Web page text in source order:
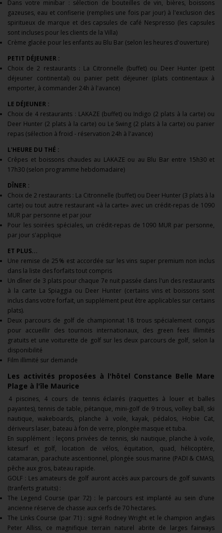
Dans votre minibar : sélection de bouteilles de vin, bières, boissons
gazeuses, eau et confiserie (remplies une fois par jour) à l'exclusion des
spiritueux de marque et des capsules de café Nespresso (les capsules
sont incluses pour les clients de la Villa)
Crème glacée pour les enfants au Blu Bar (selon les heures d'ouverture)
PETIT DÉJEUNER :
Choix de 2 restaurants : La Citronnelle (buffet) ou Deer Hunter (petit
déjeuner continental) ou panier petit déjeuner (plats continentaux à
emporter, à commander 24h à l'avance)
LE DÉJEUNER :
Choix de 4 restaurants : LAKAZE (buffet) ou Indigo (2 plats à la carte) ou
Deer Hunter (2 plats à la carte) ou Le Swing (2 plats à la carte) ou panier
repas (sélection à froid - réservation 24h à l'avance)
L'HEURE DU THÉ :
Crêpes et boissons chaudes au LAKAZE ou au Blu Bar entre 15h30 et
17h30 (selon programme hebdomadaire)
DÎNER :
Choix de 2 restaurants : La Citronnelle (buffet) ou Deer Hunter (3 plats à la
carte) ou tout autre restaurant «à la carte» avec un crédit-repas de 1090
MUR par personne et par jour
Pour les soirées spéciales, un crédit-repas de 1090 MUR par personne,
par jour s'applique
ET PLUS...
Une remise de 25% est accordée sur les vins super premium non inclus
dans la liste des forfaits tout compris
Un dîner de 3 plats pour chaque 7e nuit passée dans l'un des restaurants
à la carte La Spiaggia ou Deer Hunter (certains vins et boissons sont
inclus dans votre forfait, un supplément peut être applicables sur certains
plats).
Deux parcours de golf de championnat 18 trous spécialement conçus
pour accueillir des tournois internationaux, des green fees illimités
gratuits et une voiturette de golf sur les deux parcours de golf, selon la
disponibilité
Film illimité sur demande
Les activités proposées à l'hôtel Constance Belle Mare
Plage à l'île Maurice
4 piscines, 4 cours de tennis éclairés (raquettes à louer et balles
payantes), tennis de table, pétanque, mini-golf de 9 trous, volley ball, ski
nautique, wakeboards, planche à voile, kayak, pédalos, Hobie Cat,
dériveurs laser, bateau à fon de verre, plongée masque et tuba.
En supplément : leçons privées de tennis, ski nautique, planche à voile,
kitesurf et golf, location de vélos, équitation, quad, hélicoptère,
catamaran, parachute ascentionnel, plongée sous marine (PADI & CMAS),
pêche aux gros, bateau rapide.
GOLF : Les amateurs de golf auront accès aux parcours de golf suivants
(tranferts gratuits) :
The Legend Course (par 72) : le parcours est implanté au sein d'une
ancienne réserve de chasse aux cerfs de 70 hectares.
The Links Course (par 71) : signé Rodney Wright et le champion anglais
Peter Alliss, ce magnifique terrain naturel abrite de larges fairways